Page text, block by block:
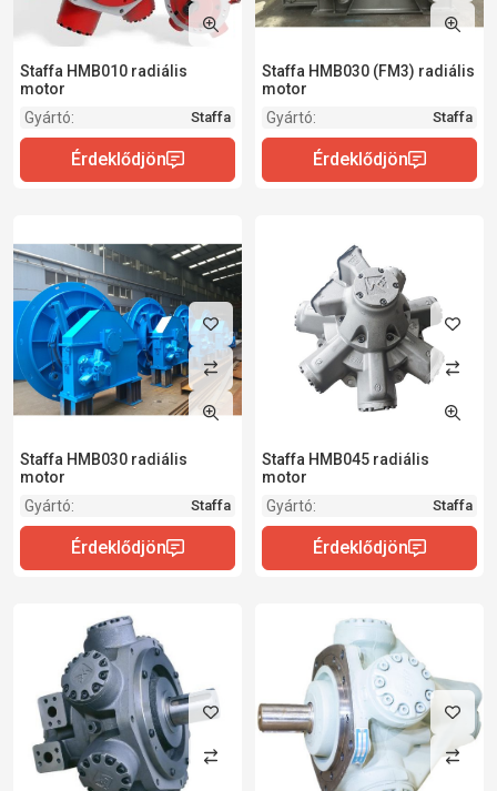
Staffa HMB010 radiális
motor
Gyártó:
Staffa
Staffa HMB030 (FM3) radiális
motor
Gyártó:
Staffa
Staffa HMB030 radiális
motor
Gyártó:
Staffa
Staffa HMB045 radiális
motor
Gyártó:
Staffa